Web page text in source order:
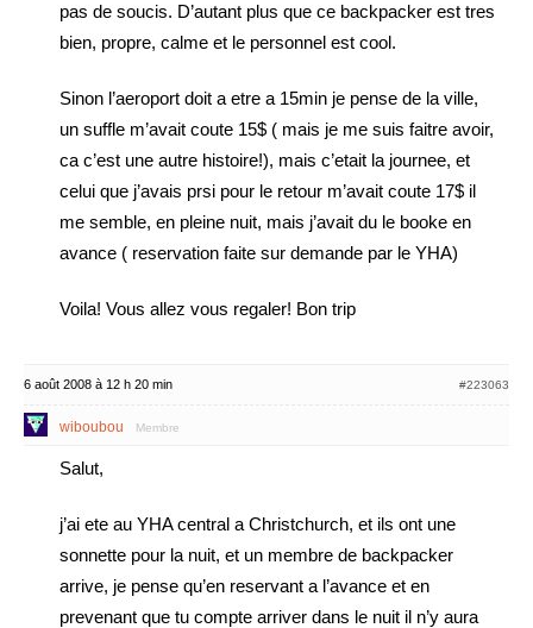
pas de soucis. D’autant plus que ce backpacker est tres
bien, propre, calme et le personnel est cool.
Sinon l’aeroport doit a etre a 15min je pense de la ville,
un suffle m’avait coute 15$ ( mais je me suis faitre avoir,
ca c’est une autre histoire!), mais c’etait la journee, et
celui que j’avais prsi pour le retour m’avait coute 17$ il
me semble, en pleine nuit, mais j’avait du le booke en
avance ( reservation faite sur demande par le YHA)
Voila! Vous allez vous regaler! Bon trip
6 août 2008 à 12 h 20 min #223063
wiboubou Membre
Salut,
j’ai ete au YHA central a Christchurch, et ils ont une
sonnette pour la nuit, et un membre de backpacker
arrive, je pense qu’en reservant a l’avance et en
prevenant que tu compte arriver dans le nuit il n’y aura